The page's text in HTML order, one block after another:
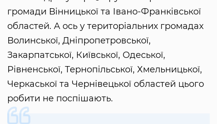
громади Вінницької та Івано-Франківської
областей. А ось у територіальних громадах
Волинської, Дніпропетровської,
Закарпатської, Київської, Одеської,
Рівненської, Тернопільської, Хмельницької,
Черкаської та Чернівецької областей цього
робити не поспішають.